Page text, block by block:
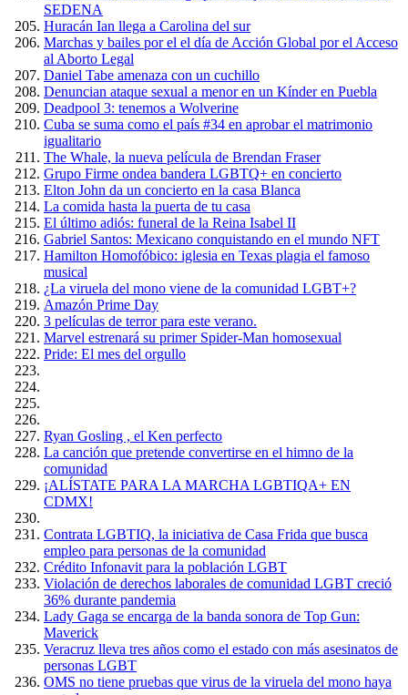
SEDENA
Huracán Ian llega a Carolina del sur
Marchas y bailes por el el día de Acción Global por el Acceso
al Aborto Legal
Daniel Tabe amenaza con un cuchillo
Denuncian ataque sexual a menor en un Kínder en Puebla
Deadpool 3: tenemos a Wolverine
Cuba se suma como el país #34 en aprobar el matrimonio
igualitario
The Whale, la nueva película de Brendan Fraser
Grupo Firme ondea bandera LGBTQ+ en concierto
Elton John da un concierto en la casa Blanca
La comida hasta la puerta de tu casa
El último adiós: funeral de la Reina Isabel II
Gabriel Santos: Mexicano conquistando en el mundo NFT
Hamilton Homofóbico: iglesia en Texas plagia el famoso
musical
¿La viruela del mono viene de la comunidad LGBT+?
Amazón Prime Day
3 películas de terror para este verano.
Marvel estrenará su primer Spider-Man homosexual
Pride: El mes del orgullo
Ryan Gosling , el Ken perfecto
La canción que pretende convertirse en el himno de la
comunidad
¡ALÍSTATE PARA LA MARCHA LGBTIQA+ EN
CDMX!
Contrata LGBTIQ, la iniciativa de Casa Frida que busca
empleo para personas de la comunidad
Crédito Infonavit para la población LGBT
Violación de derechos laborales de comunidad LGBT creció
36% durante pandemia
Lady Gaga se encarga de la banda sonora de Top Gun:
Maverick
Veracruz lleva tres años como el estado con más asesinatos de
personas LGBT
OMS no tiene pruebas que virus de la viruela del mono haya